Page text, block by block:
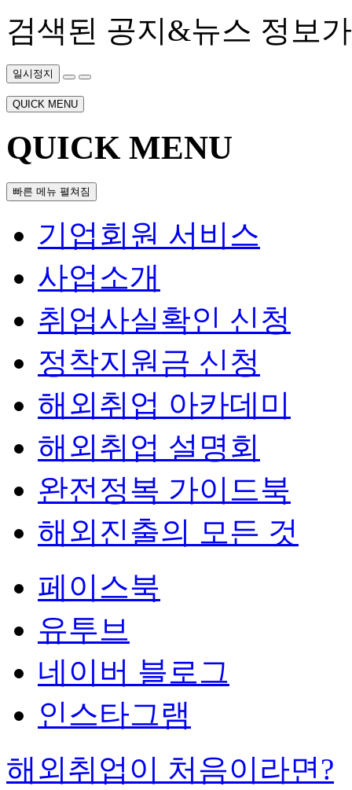
검색된 공지&뉴스 정보
일시정지
QUICK MENU
QUICK MENU
빠른 메뉴 펼쳐짐
기업회원 서비스
사업소개
취업사실확인 신청
정착지원금 신청
해외취업 아카데미
해외취업 설명회
완전정복 가이드북
해외진출의 모든 것
페이스북
유투브
네이버 블로그
인스타그램
해외취업이 처음이라면?